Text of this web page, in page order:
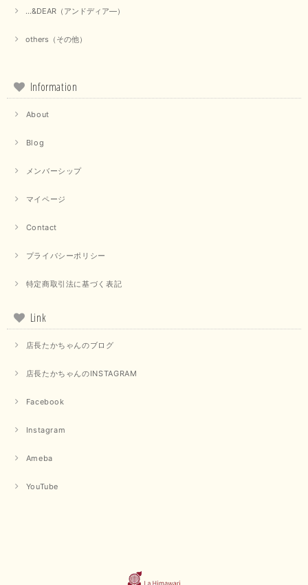
...&DEAR（アンドディア―）
others（その他）
Information
About
Blog
メンバーシップ
マイページ
Contact
プライバシーポリシー
特定商取引法に基づく表記
Link
店長たかちゃんのブログ
店長たかちゃんのINSTAGRAM
Facebook
Instagram
Ameba
YouTube